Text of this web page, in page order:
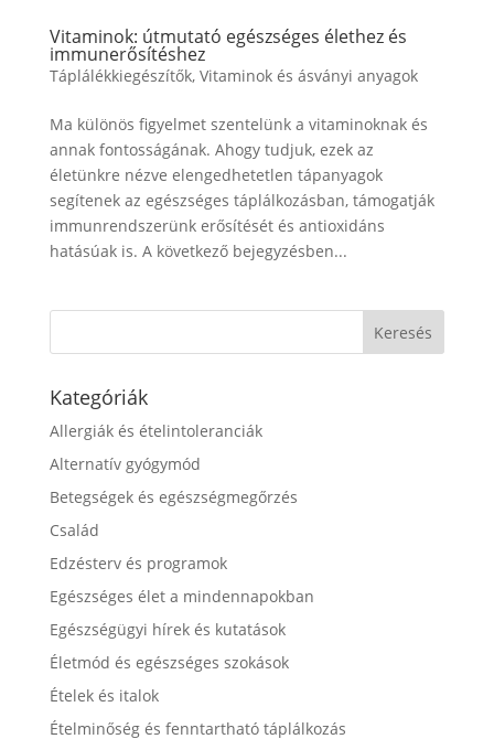
Vitaminok: útmutató egészséges élethez és
immunerősítéshez
Táplálékkiegészítők, Vitaminok és ásványi anyagok
Ma különös figyelmet szentelünk a vitaminoknak és
annak fontosságának. Ahogy tudjuk, ezek az
életünkre nézve elengedhetetlen tápanyagok
segítenek az egészséges táplálkozásban, támogatják
immunrendszerünk erősítését és antioxidáns
hatásúak is. A következő bejegyzésben...
Kategóriák
Allergiák és ételintoleranciák
Alternatív gyógymód
Betegségek és egészségmegőrzés
Család
Edzésterv és programok
Egészséges élet a mindennapokban
Egészségügyi hírek és kutatások
Életmód és egészséges szokások
Ételek és italok
Ételminőség és fenntartható táplálkozás